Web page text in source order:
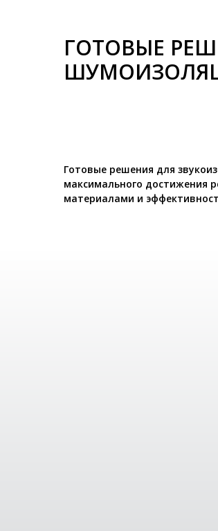
ГОТОВЫЕ
Готовые решения для
максимального достижения
материалами и